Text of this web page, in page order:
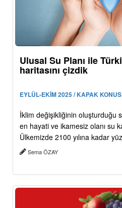
Ulusal Su Planı ile
haritasını çizdik
EYLÜL-EKİM 2025 / KAPAK
İklim değişikliğinin oluşturduğu
en hayati ve ikamesiz olanı su
Ülkemizde 2100 yılına kadar
Sema ÖZAY